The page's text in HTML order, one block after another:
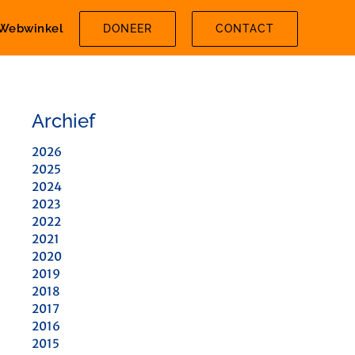
DONEER CONTACT
Archief
2026
2025
2024
2023
2022
2021
2020
2019
2018
2017
2016
2015